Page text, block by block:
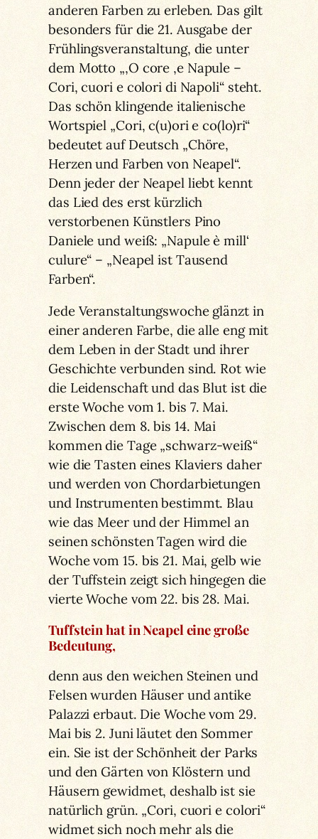
anderen Farben zu erleben. Das gilt
besonders für die 21. Ausgabe der
Frühlingsveranstaltung, die unter
dem Motto „‚O core ‚e Napule –
Cori, cuori e colori di Napoli“ steht.
Das schön klingende italienische
Wortspiel „Cori, c(u)ori e co(lo)ri“
bedeutet auf Deutsch „Chöre,
Herzen und Farben von Neapel“.
Denn jeder der Neapel liebt kennt
das Lied des erst kürzlich
verstorbenen Künstlers Pino
Daniele und weiß: „Napule è mill‘
culure“ – „Neapel ist Tausend
Farben“.
Jede Veranstaltungswoche glänzt in
einer anderen Farbe, die alle eng mit
dem Leben in der Stadt und ihrer
Geschichte verbunden sind. Rot wie
die Leidenschaft und das Blut ist die
erste Woche vom 1. bis 7. Mai.
Zwischen dem 8. bis 14. Mai
kommen die Tage „schwarz-weiß“
wie die Tasten eines Klaviers daher
und werden von Chordarbietungen
und Instrumenten bestimmt. Blau
wie das Meer und der Himmel an
seinen schönsten Tagen wird die
Woche vom 15. bis 21. Mai, gelb wie
der Tuffstein zeigt sich hingegen die
vierte Woche vom 22. bis 28. Mai.
Tuffstein hat in Neapel eine große
Bedeutung,
denn aus den weichen Steinen und
Felsen wurden Häuser und antike
Palazzi erbaut. Die Woche vom 29.
Mai bis 2. Juni läutet den Sommer
ein. Sie ist der Schönheit der Parks
und den Gärten von Klöstern und
Häusern gewidmet, deshalb ist sie
natürlich grün. „Cori, cuori e colori“
widmet sich noch mehr als die